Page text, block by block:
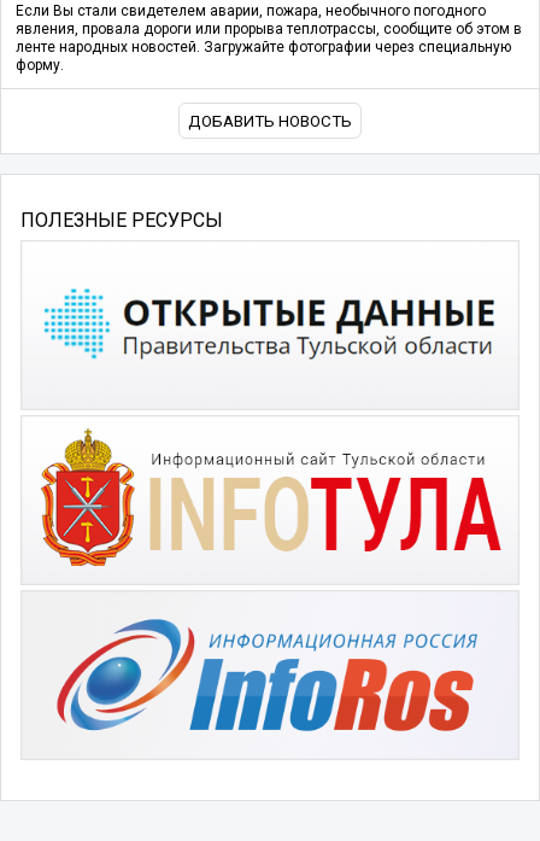
Если Вы стали свидетелем аварии, пожара, необычного погодного
явления, провала дороги или прорыва теплотрассы, сообщите об этом в
ленте народных новостей. Загружайте фотографии через специальную
форму.
ДОБАВИТЬ НОВОСТЬ
ПОЛЕЗНЫЕ РЕСУРСЫ